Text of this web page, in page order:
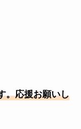
。応援お願いし